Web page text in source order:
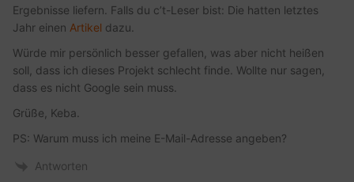
Ergebnisse liefern. Falls du c’t-Leser bist: Die hatten letztes
Jahr einen Artikel dazu.
Würde mir persönlich besser gefallen, was aber nicht heißen
soll, dass ich dieses Projekt schlecht finde. Wollte nur sagen,
dass es nicht Google sein muss.
Grüße, Keba.
PS: Warum muss ich meine E-Mail-Adresse angeben?
Antworten